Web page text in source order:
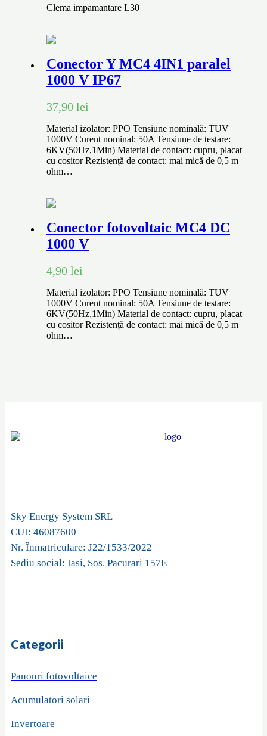
Clema impamantare L30
Conector Y MC4 4IN1 paralel
1000 V IP67
37,90 lei
Material izolator: PPO Tensiune nominală: TUV
1000V Curent nominal: 50A Tensiune de testare:
6KV(50Hz,1Min) Material de contact: cupru, placat
cu cositor Rezistență de contact: mai mică de 0,5 m
ohm…
Conector fotovoltaic MC4 DC
1000 V
4,90 lei
Material izolator: PPO Tensiune nominală: TUV
1000V Curent nominal: 50A Tensiune de testare:
6KV(50Hz,1Min) Material de contact: cupru, placat
cu cositor Rezistență de contact: mai mică de 0,5 m
ohm…
Sky Energy System SRL
CUI: 46087600
Nr. Înmatriculare: J22/1533/2022
Sediu social: Iasi, Sos. Pacurari 157E
Categorii
Panouri fotovoltaice
Acumulatori solari
Invertoare